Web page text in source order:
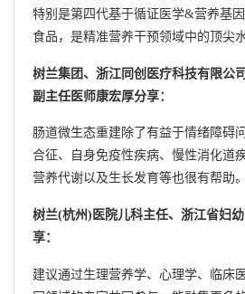
特别是第四代基于循证医学&营养基
食品，是精准营养干预领域中的顶尖水
树兰集团、浙江同创医疗科技有限公
副主任医师康宏厚分享：
肠道微生态重建除了有益于情绪障碍
合征、自身免疫性疾病、慢性消化道
营养代谢以及生长发育等也很有帮助。
树兰(杭州)医院儿科主任、浙江省妇
享：
建议通过生理营养学、心理学、临床